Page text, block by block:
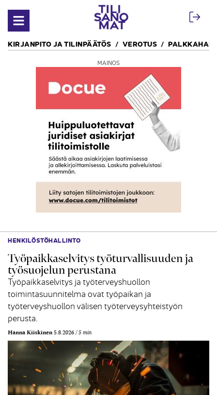
Avaa valikko
KIRJANPITO JA TILINPÄÄTÖS VEROTUS
MAINOS
HENKILÖSTÖHALLINTO
Työpaikkaselvitys työturvallisuuden ja
työsuojelun perustana
Työpaikkaselvitys ja työterveyshuollon
toimintasuunnitelma ovat työpaikan ja
työterveyshuollon välisen työterveysyhteistyön
perusta.
Hanna Kiiskinen 5.8.2026 5 min